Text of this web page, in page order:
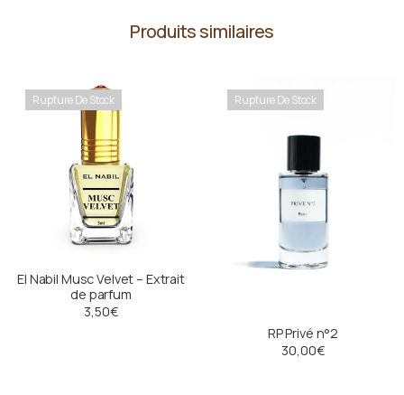
Produits similaires
Rupture De Stock
El Nabil Musc Velvet – Extrait
de parfum
3,50€
Rupture De Stock
RP Privé n°2
30,00€